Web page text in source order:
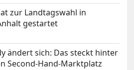
zur Landtagswahl in
gestartet
ändert sich: Das steckt hinter
Second-Hand-Marktplatz